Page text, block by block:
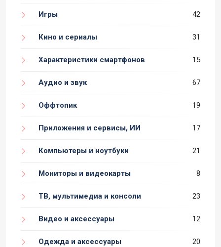
Игры 42
Кино и сериалы 31
Характеристики смартфонов 15
Аудио и звук 67
Оффтопик 19
Приложения и сервисы, ИИ 17
Компьютеры и ноутбуки 21
Мониторы и видеокарты 8
ТВ, мультимедиа и консоли 23
Видео и аксессуары 12
Одежда и аксессуары 20